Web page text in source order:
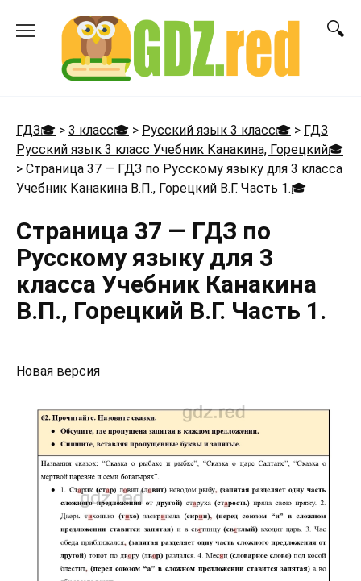
ГДЗ🎓 > 3 класс🎓 > Русский язык 3 класс🎓 > ГДЗ
Русский язык 3 класс Учебник Канакина, Горецкий🎓
> Страница 37 — ГДЗ по Русскому языку для 3 класса
Учебник Канакина В.П., Горецкий В.Г. Часть 1.🎓
Страница 37 — ГДЗ по
Русскому языку для 3
класса Учебник Канакина
В.П., Горецкий В.Г. Часть 1.
Новая версия